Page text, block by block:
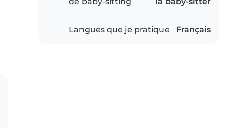
de baby-sitting
la baby-sitter
Langues que je pratique Français